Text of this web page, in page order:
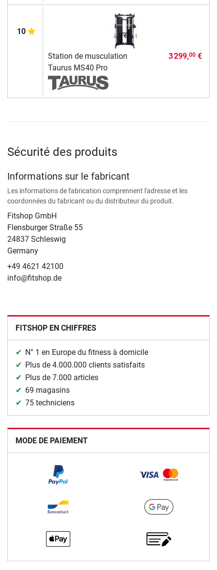
10
Station de musculation
Taurus MS40 Pro
3 299,00€
Sécurité des produits
Informations sur le fabricant
Les informations de fabrication comprennent l'adresse et les
coordonnées du fabricant ou du distributeur du produit.
Fitshop GmbH
Flensburger Straße 55
24837 Schleswig
Germany
+49 4621 42100
info@fitshop.de
FITSHOP EN CHIFFRES
N° 1 en Europe du fitness à domicile
Plus de 4.000.000 clients satisfaits
Plus de 7.000 articles
69 magasins
75 techniciens
MODE DE PAIEMENT